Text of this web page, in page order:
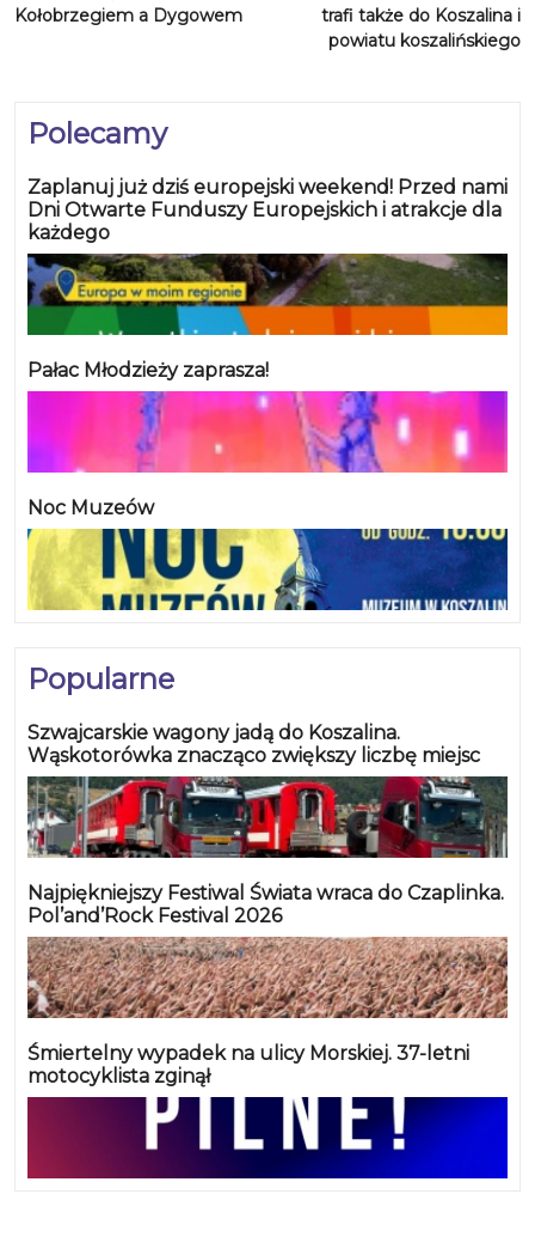
Polecamy
Zaplanuj już dziś europejski weekend! Przed nami
Dni Otwarte Funduszy Europejskich i atrakcje dla
każdego
Pałac Młodzieży zaprasza!
Noc Muzeów
Popularne
Szwajcarskie wagony jadą do Koszalina.
Wąskotorówka znacząco zwiększy liczbę miejsc
Najpiękniejszy Festiwal Świata wraca do Czaplinka.
Pol’and’Rock Festival 2026
Śmiertelny wypadek na ulicy Morskiej. 37-letni
motocyklista zginął
Kołobrzegiem a Dygowem
trafi także do Koszalina i
powiatu koszalińskiego